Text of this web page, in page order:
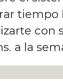
tiempo
con
a la